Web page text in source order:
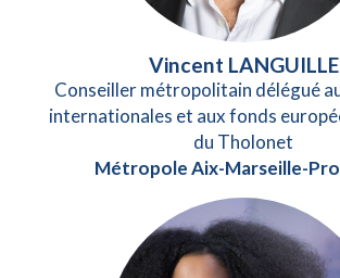
Vincent LANGUILLE
Conseiller métropolitain délégué
internationales et aux fonds
du Tholonet
Métropole Aix-Marseille-